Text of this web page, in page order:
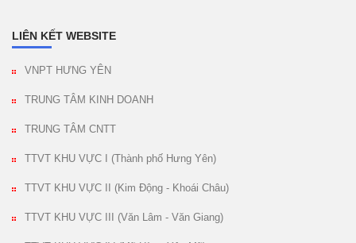
LIÊN KẾT WEBSITE
VNPT HƯNG YÊN
TRUNG TÂM KINH DOANH
TRUNG TÂM CNTT
TTVT KHU VỰC I (Thành phố Hưng Yên)
TTVT KHU VỰC II (Kim Động - Khoái Châu)
TTVT KHU VỰC III (Văn Lâm - Văn Giang)